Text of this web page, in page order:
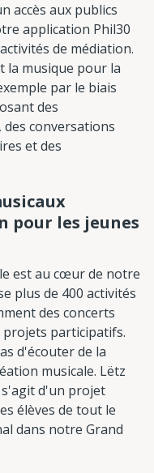
accès aux publics
application Phil30
de médiation.
la musique pour la
par le biais
des
conversations
et des
les jeunes
est au cœur de notre
plus de 400 activités
des concerts
participatifs.
d'écouter de la
musicale. Lëtz
s'agit d'un projet
élèves de tout le
dans notre Grand